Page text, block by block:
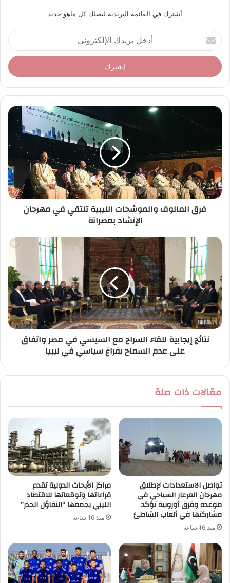
أشترك في القائمة البريدية ليصلك كل ماهو جديد
أ
د
خ
ل
ر
د
إ
ل
ك
ت
ر
فرق المالوف والموشحات الليبية تلتقي في مهرجان
الإنشاد بمصراتة
نتائج إيجابية للقاء السراج مع السيسي في مصر واتفاق
على عدم السماح بفراغ سياسي في ليبيا
مقالات ذات صلة
تواصل الاستعدادات لإطلاق
مهرجان العرعار السياحي في
موعده وفرق أوروبية تؤكد
مشاركتها في ألعاب الشاطئ
منذ 16 ساعة
مراكز الأبحاث الدولية تقدم
قراءاتها وتوقعاتها للاقتصاد
الليبي يجمعها “التفاؤل الحذر”
منذ 16 ساعة